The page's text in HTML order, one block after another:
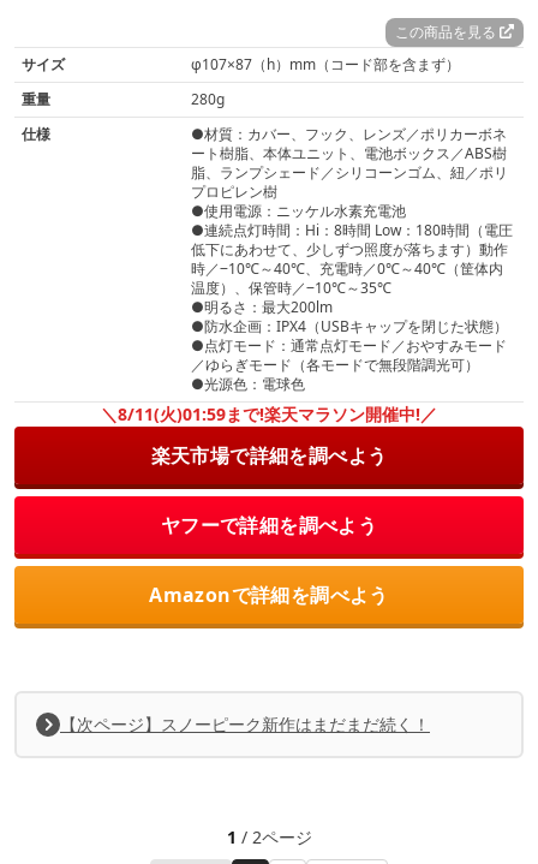
この商品を見る
サイズ
φ107×87（h）mm（コード部を含まず）
重量
280g
仕様
●材質：カバー、フック、レンズ／ポリカーボネ
ート樹脂、本体ユニット、電池ボックス／ABS樹
脂、ランプシェード／シリコーンゴム、紐／ポリ
プロピレン樹
●使用電源：ニッケル水素充電池
●連続点灯時間：Hi：8時間 Low：180時間（電圧
低下にあわせて、少しずつ照度が落ちます）動作
時／‒10℃～40℃、充電時／0℃～40℃（筐体内
温度）、保管時／‒10℃～35℃
●明るさ：最大200lm
●防水企画：IPX4（USBキャップを閉じた状態）
●点灯モード：通常点灯モード／おやすみモード
／ゆらぎモード（各モードで無段階調光可）
●光源色：電球色
＼8/11(火)01:59まで!楽天マラソン開催中!／
楽天市場で詳細を調べよう
ヤフーで詳細を調べよう
Amazonで詳細を調べよう
【次ページ】スノーピーク新作はまだまだ続く！
1 / 2ページ